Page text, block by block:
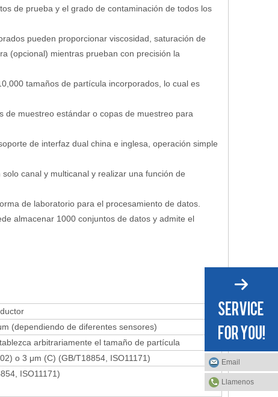
de prueba y el grado de contaminación de todos los
pueden proporcionar viscosidad, saturación de
(opcional) mientras prueban con precisión la
tamaños de partícula incorporados, lo cual es
de muestreo estándar o copas de muestreo para
de interfaz dual china e inglesa, operación simple
canal y multicanal y realizar una función de
de laboratorio para el procesamiento de datos.
almacenar 1000 conjuntos de datos y admite el
(dependiendo de diferentes sensores)
arbitrariamente el tamaño de partícula
o 3 μm (C) (GB/T18854, ISO11171)
ISO11171)
Email
Llamenos